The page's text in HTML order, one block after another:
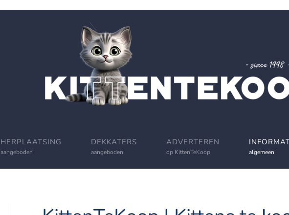
HERPLAATSING
aangeboden
DEKKATERS
aangeboden
ADVERTEREN
op KittenTeKoop algemeen